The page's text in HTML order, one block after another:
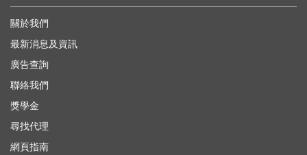
關於我們
最新消息及資訊
廣告查詢
聯絡我們
獎學金
尋找代理
網頁指南